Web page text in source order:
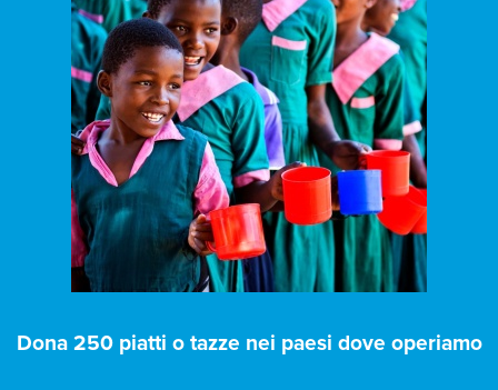
Dona 250 piatti o tazze nei paesi dove operiamo